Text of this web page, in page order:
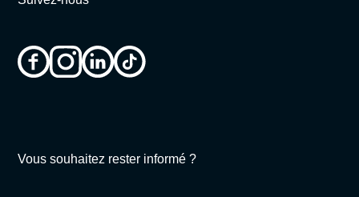
Vous souhaitez rester informé ?